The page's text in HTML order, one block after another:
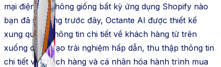
mại điện tử.Không giống bất kỳ ứng dụng Shopify nào
bạn đã sử dụng trước đây, Octante AI được thiết kế
xung quanh thông tin chi tiết về khách hàng từ trên
xuống dưới. Tạo trải nghiệm hấp dẫn, thu thập thông tin
chi tiết về khách hàng và cá nhân hóa hành trình mua